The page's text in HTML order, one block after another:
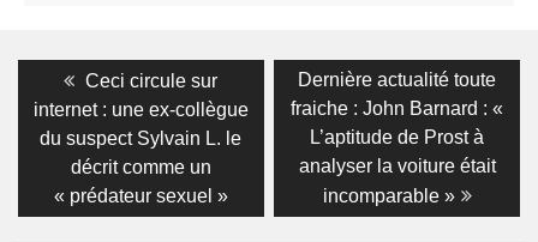
Navigation
de
l’article
Previous
post:
Ceci circule sur
internet : une ex-collègue
du suspect Sylvain L. le
décrit comme un
« prédateur sexuel »
Next
post:
Dernière actualité toute
fraiche : John Barnard : «
L’aptitude de Prost à
analyser la voiture était
incomparable »